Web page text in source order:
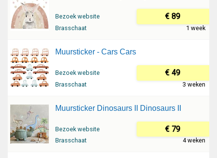
Bezoek website € 89
Brasschaat 1 week
Muursticker - Cars Cars
Bezoek website € 49
Brasschaat 3 weken
Muursticker Dinosaurs II Dinosaurs II
Bezoek website € 79
Brasschaat 4 weken